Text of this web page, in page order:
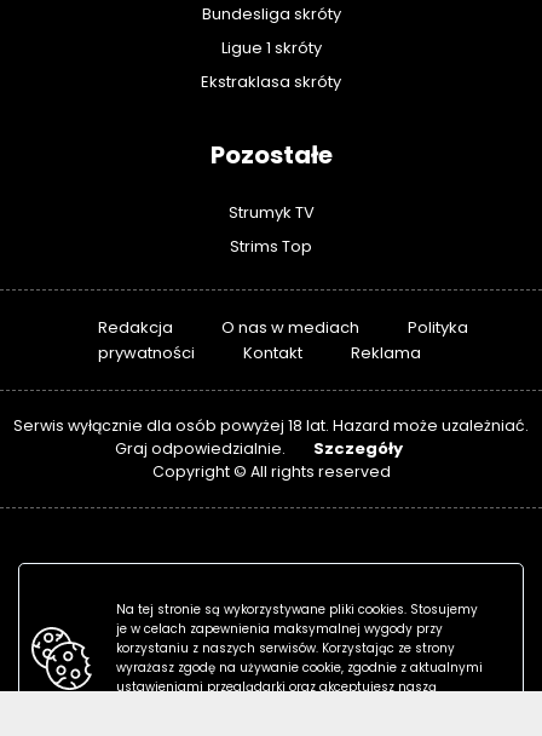
Bundesliga skróty
Ligue 1 skróty
Ekstraklasa skróty
Pozostałe
Strumyk TV
Strims Top
Redakcja O nas w mediach
Polityka
prywatności
Kontakt Reklama
Serwis wyłącznie dla osób powyżej 18 lat. Hazard może uzależniać.
Graj odpowiedzialnie.
Szczegóły
Copyright © All rights reserved
Na tej stronie są wykorzystywane pliki cookies. Stosujemy
je w celach zapewnienia maksymalnej wygody przy
korzystaniu z naszych serwisów. Korzystając ze strony
wyrażasz zgodę na używanie cookie, zgodnie z aktualnymi
ustawieniami przeglądarki oraz akceptujesz naszą